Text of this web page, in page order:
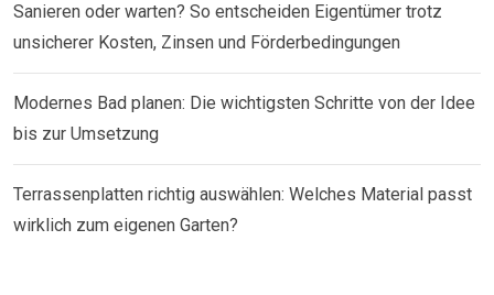
Sanieren oder warten? So entscheiden Eigentümer trotz
unsicherer Kosten, Zinsen und Förderbedingungen
Modernes Bad planen: Die wichtigsten Schritte von der Idee
bis zur Umsetzung
Terrassenplatten richtig auswählen: Welches Material passt
wirklich zum eigenen Garten?